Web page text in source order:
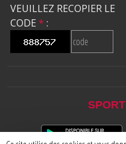
VEUILLEZ RECOPIER LE
CODE * :